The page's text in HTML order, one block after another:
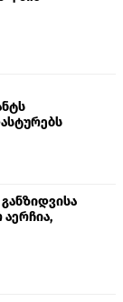
აერჩია,